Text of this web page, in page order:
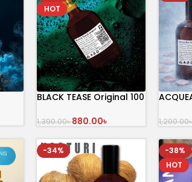
HOT
BLACK TEASE Original 100
1,390.00৳880.00৳
অর্ডার করুন
1,200.00
-34%
-38%
HOT